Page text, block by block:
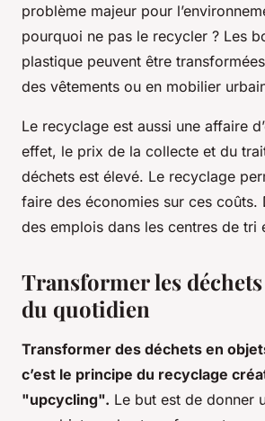
problème majeur pour
pourquoi ne pas le recycler ? Les
plastique peuvent être
des vêtements ou en mobilier
Le recyclage est aussi une affaire
effet, le prix de la collecte et du
déchets est élevé. Le recyclage
faire des économies sur ces coûts.
des emplois dans les centres de tri
Transformer les
du quotidien
Transformer des déchets en
c’est le principe du recyclage
"upcycling". Le but est de donner